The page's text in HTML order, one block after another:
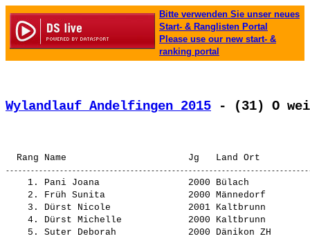
Bitte verwenden Sie unser neues
Start- & Ranglisten Portal
Please use our new start- &
ranking portal
Wylandlauf Andelfingen 2015 - (31) O
    1.
Pani Joana
2000 Bülach
    2.
Früh Sunita
2000 Männedorf
    3.
Dürst Nicole
2001 Kaltbrunn
    4.
Dürst Michelle
2000 Kaltbrunn
    5.
Suter Deborah